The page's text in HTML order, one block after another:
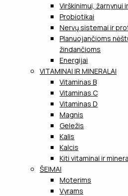
Virškinimui, žarnynui
Probiotikai
Nervų sistemai ir
Planuojančioms
žindančioms
Energijai
VITAMINAI IR MINERALAI
Vitaminas B
Vitaminas C
Vitaminas D
Magnis
Geležis
Kalis
Kalcis
Kiti vitaminai ir
ŠEIMAI
Moterims
Vyrams